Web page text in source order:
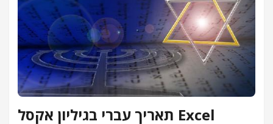
תאריך עברי בגיליון אקסל Excel